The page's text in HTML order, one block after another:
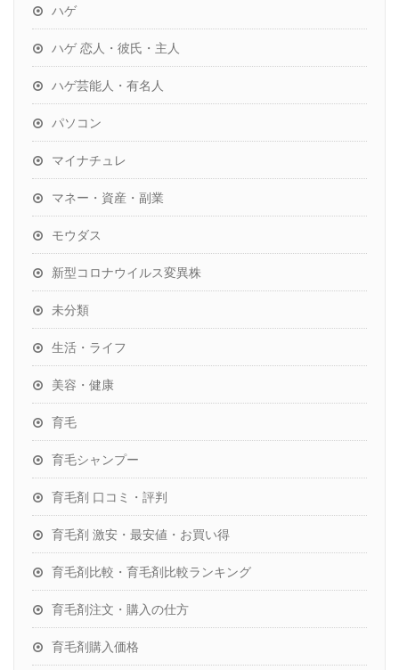
ハゲ
ハゲ 恋人・彼氏・主人
ハゲ芸能人・有名人
パソコン
マイナチュレ
マネー・資産・副業
モウダス
新型コロナウイルス変異株
未分類
生活・ライフ
美容・健康
育毛
育毛シャンプー
育毛剤 口コミ・評判
育毛剤 激安・最安値・お買い得
育毛剤比較・育毛剤比較ランキング
育毛剤注文・購入の仕方
育毛剤購入価格